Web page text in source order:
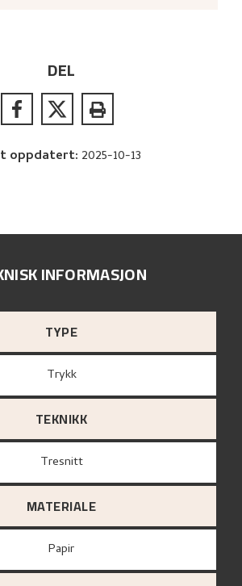
DEL
oppdatert: 2025-10-13
INFORMASJON
TYPE
Trykk
TEKNIKK
Tresnitt
MATERIALE
papir